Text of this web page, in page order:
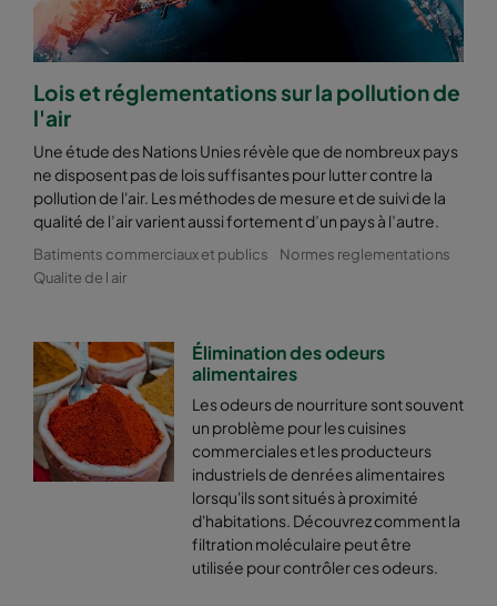
Lois et réglementations sur la pollution de
l'air
Une étude des Nations Unies révèle que de nombreux pays
ne disposent pas de lois suffisantes pour lutter contre la
pollution de l'air. Les méthodes de mesure et de suivi de la
qualité de l’air varient aussi fortement d’un pays à l’autre.
Batiments commerciaux et publics
Normes reglementations
Qualite de l air
Élimination des odeurs
alimentaires
Les odeurs de nourriture sont souvent
un problème pour les cuisines
commerciales et les producteurs
industriels de denrées alimentaires
lorsqu'ils sont situés à proximité
d'habitations. Découvrez comment la
filtration moléculaire peut être
utilisée pour contrôler ces odeurs.